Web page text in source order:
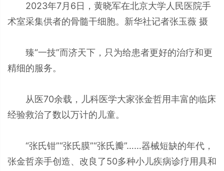
2023年7月6日，黄晓军在北京大学人民医院手
术室采集供者的骨髓干细胞。新华社记者张玉薇 摄
臻“一技”而济天下，只为给患者更好的治疗和更
精细的服务。
从医70余载，儿科医学大家张金哲用丰富的临床
经验救治了数以万计的儿童。
“张氏钳”“张氏膜”“张氏瓣”……器械短缺的年代，
张金哲亲手创造、改良了50多种小儿疾病诊疗用具和